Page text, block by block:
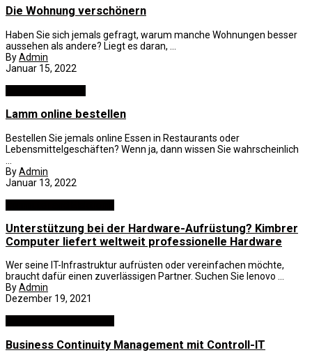
Die Wohnung verschönern
Haben Sie sich jemals gefragt, warum manche Wohnungen besser
aussehen als andere? Liegt es daran, ...
ByAdmin
Januar 15, 2022
Lamm online bestellen
Bestellen Sie jemals online Essen in Restaurants oder
Lebensmittelgeschäften? Wenn ja, dann wissen Sie wahrscheinlich
ByAdmin
Januar 13, 2022
Unterstützung bei der Hardware-Aufrüstung? Kimbrer
Computer liefert weltweit professionelle Hardware
Wer seine IT-Infrastruktur aufrüsten oder vereinfachen möchte,
braucht dafür einen zuverlässigen Partner. Suchen Sie lenovo ...
ByAdmin
Dezember 19, 2021
Business Continuity Management mit Controll-IT